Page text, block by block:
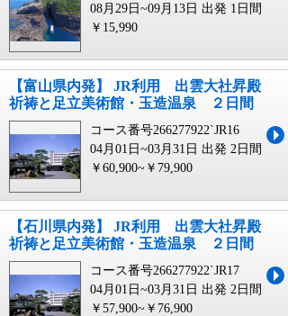
08月29日~09月13日 出発 1日間
￥15,990
【富山県内発】 JR利用 出雲大社昇殿
祈祷と足立美術館・玉造温泉 ２日間
コース番号266277922`JR16
04月01日~03月31日 出発 2日間
￥60,900~￥79,900
【石川県内発】 JR利用 出雲大社昇殿
祈祷と足立美術館・玉造温泉 ２日間
コース番号266277922`JR17
04月01日~03月31日 出発 2日間
￥57,900~￥76,900